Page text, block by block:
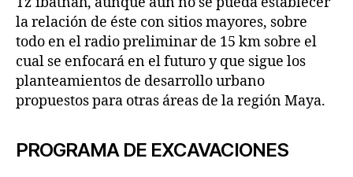
la relación de éste con sitios mayores, sobre
todo en el radio preliminar de 15 km sobre el
cual se enfocará en el futuro y que sigue los
planteamientos de desarrollo urbano
propuestos para otras áreas de la región Maya.
PROGRAMA DE EXCAVACIONES